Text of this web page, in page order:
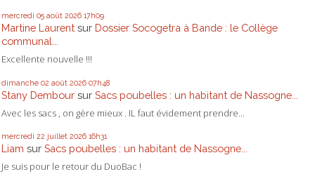
mercredi 05 août 2026 17h09
Martine Laurent sur Dossier Socogetra à Bande : le Collège
communal...
Excellente nouvelle !!!
dimanche 02 août 2026 07h48
Stany Dembour sur Sacs poubelles : un habitant de Nassogne...
Avec les sacs , on gère mieux . IL faut évidement prendre...
mercredi 22 juillet 2026 16h31
Liam sur Sacs poubelles : un habitant de Nassogne...
Je suis pour le retour du DuoBac !